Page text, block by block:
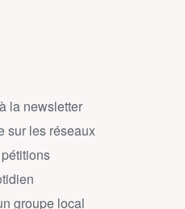
la newsletter
sur les réseaux
groupe local